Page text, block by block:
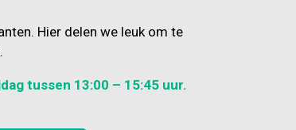
Hier delen we leuk om te
tussen 13:00 – 15:45 uur.